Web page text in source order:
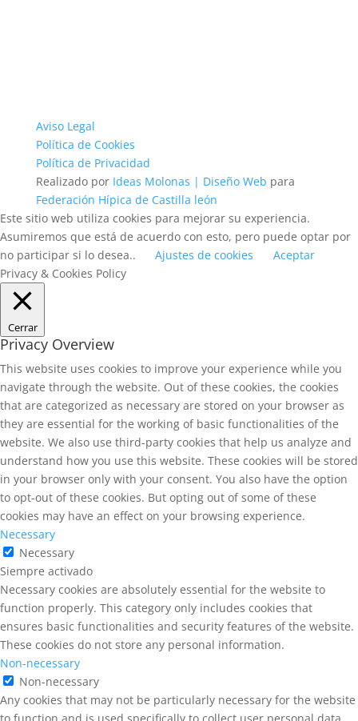
Aviso Legal
Política de Cookies
Política de Privacidad
Realizado por Ideas Molonas | Diseño Web para
Federación Hípica de Castilla león
Este sitio web utiliza cookies para mejorar su experiencia.
Asumiremos que está de acuerdo con esto, pero puede optar por
no participar si lo desea..
Ajustes de cookies
Aceptar
Privacy & Cookies Policy
Cerrar
Privacy Overview
This website uses cookies to improve your experience while you
navigate through the website. Out of these cookies, the cookies
that are categorized as necessary are stored on your browser as
they are essential for the working of basic functionalities of the
website. We also use third-party cookies that help us analyze and
understand how you use this website. These cookies will be stored
in your browser only with your consent. You also have the option
to opt-out of these cookies. But opting out of some of these
cookies may have an effect on your browsing experience.
Necessary
Necessary
Siempre activado
Necessary cookies are absolutely essential for the website to
function properly. This category only includes cookies that
ensures basic functionalities and security features of the website.
These cookies do not store any personal information.
Non-necessary
Non-necessary
Any cookies that may not be particularly necessary for the website